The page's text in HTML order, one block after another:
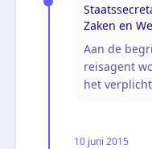
Zaken en
Aan de
reisagent
het
10 juni 2015